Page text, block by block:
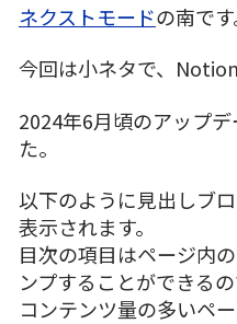
ネクストモードの南です
今回は小ネタで、
2024年6月頃のアップ
た。
以下のように見出しブ
表示されます。
目次の項目はページ内
ンプすることができるの
コンテンツ量の多いペ